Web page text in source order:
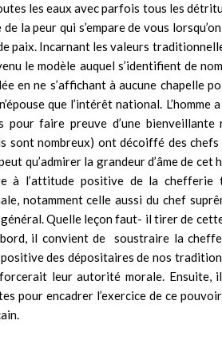
les eaux avec parfois tous les
la peur qui s’empare de vous
paix. Incarnant les valeurs
le modèle auquel s’identifient de
en ne s’affichant à aucune chapelle
que l’intérêt national.
pour faire preuve d’une
sont nombreux) ont décoiffé des chefs
qu’admirer la grandeur d’âme de
à l’attitude positive de la
notamment celle aussi du chef
Quelle leçon faut- il tirer de
il convient de soustraire la
des dépositaires de nos
leur autorité morale. Ensuite,
pour encadrer l’exercice de ce